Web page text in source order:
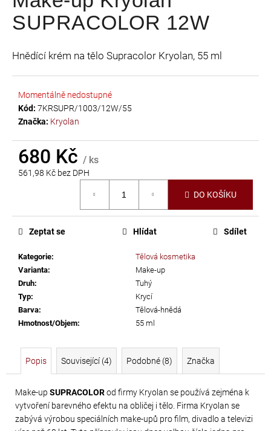
je
0,0
hvězdiček.
SUPRACOLOR 12W
Hnědící krém na tělo Supracolor Kryolan, 55 ml
Momentálně nedostupné
Kód: 7KRSUPR/1003/12W/55
Značka: Kryolan
680 Kč / ks
561,98 Kč bez DPH
DO KOŠÍKU
Kategorie:
Tělová kosmetika
Varianta:
Make-up
Druh:
Tuhý
Typ:
Krycí
Barva:
Tělová-hnědá
Hmotnost/Objem: 55 ml
Zeptat se Hlídat Sdílet
Popis Související (4) Podobné (8) Značka
Make-up SUPRACOLORod firmy Kryolan se používá zejména k
vytvoření barevného efektu na obličej i tělo. Firma Kryolan se
zabývá výrobou speciálních make-upů pro film, divadlo a televizi
a
j
t
?
HLEDAT
o
u
u
e
m
VIVA12
NH
SS-